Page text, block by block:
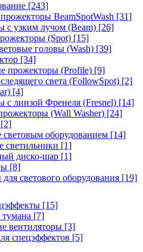
[243]
BeamSpotWash [31]
с узким лучом (Beam) [26]
(Spot) [15]
головы (Wash) [39]
[34]
прожекторы (Profile) [9]
света (FollowSpot) [2]
[4]
с линзой Френеля (Fresnel) [14]
(Wall Washer) [24]
[2]
световым оборудованием [14]
светильники [1]
диско-шар [1]
[8]
светового оборудования [19]
[15]
[7]
вентиляторы [3]
спецэффектов [5]